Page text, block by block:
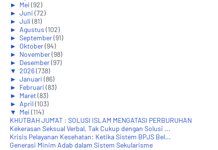
► Mei (92)
► Juni (72)
► Juli (81)
► Agustus (102)
► September(91)
► Oktober(94)
► November(98)
► Desember(97)
▼ 2026(738)
► Januari (86)
► Februari (83)
► Maret(83)
► April(103)
▼ Mei (114)
KHUTBAH JUM'AT : SOLUSI ISLAM MENGATASI PERBURUHAN
Kekerasan Seksual Verbal, Tak Cukup dengan Solusi ...
Krisis Pelayanan Kesehatan: Ketika Sistem BPJS Bel...
Generasi Minim Adab dalam Sistem Sekularisme